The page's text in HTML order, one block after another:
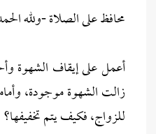
محافظ على الصلاة -ولله
أعمل على إيقاف الشهوة
للزواج، فكيف يتم تخفيفها؟